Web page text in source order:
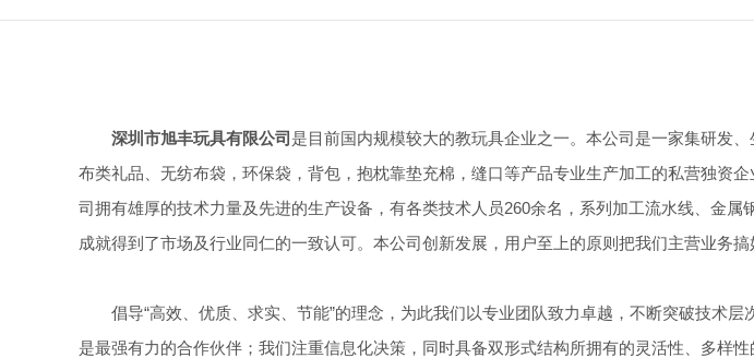
深圳市旭丰玩具有限公司 是目前国内规模较大的教玩具企业之一。本公司是一家集研发
布类礼品、无纺布袋，环保袋，背包，抱枕靠垫充棉，缝口等产品专业生产加工的私营独资
司拥有雄厚的技术力量及先进的生产设备，有各类技术人员260余名，系列加工流水线、金
成就得到了市场及行业同仁的一致认可。本公司创新发展，用户至上的原则把我们主营业务
倡导“高效、优质、求实、节能”的理念，为此我们以专业团队致力卓越，不断突破技术层
是最强有力的合作伙伴；我们注重信息化决策，同时具备双形式结构所拥有的灵活性、多